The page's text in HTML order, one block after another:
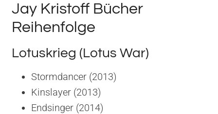
Jay Kristoff Bücher
Reihenfolge
Lotuskrieg (Lotus War)
Stormdancer (2013)
Kinslayer (2013)
Endsinger (2014)